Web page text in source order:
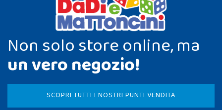
Non solo store online, ma
un vero negozio!
SCOPRI TUTTI I NOSTRI PUNTI VENDITA